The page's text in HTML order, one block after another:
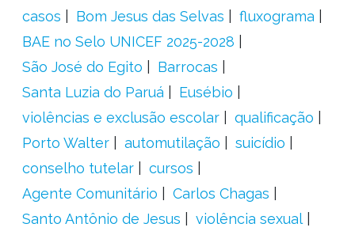
casos
Bom Jesus das Selvas
fluxograma
BAE no Selo UNICEF 2025-2028
São José do Egito
Barrocas
Santa Luzia do Paruá
Eusébio
violências e exclusão escolar
qualificação
Porto Walter
automutilação
suicídio
conselho tutelar
cursos
Agente Comunitário
Carlos Chagas
Santo Antônio de Jesus
violência sexual